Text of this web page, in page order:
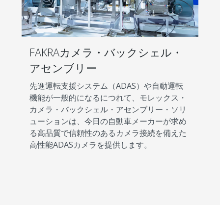
FAKRAカメラ・バックシェル・
アセンブリー
先進運転支援システム（ADAS）や自動運転
機能が一般的になるにつれて、モレックス・
カメラ・バックシェル・アセンブリー・ソリ
ューションは、今日の自動車メーカーが求め
る高品質で信頼性のあるカメラ接続を備えた
高性能ADASカメラを提供します。